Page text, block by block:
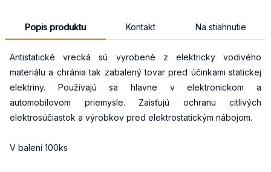
Popis produktu Kontakt Na stiahnutie
Antistatické vrecká sú vyrobené z elektricky vodivého
materiálu a chránia tak zabalený tovar pred účinkami statickej
elektriny. Používajú sa hlavne v elektronickom a
automobilovom priemysle. Zaisťujú ochranu citlivých
elektrosúčiastok a výrobkov pred elektrostatickým nábojom.
V balení 100ks